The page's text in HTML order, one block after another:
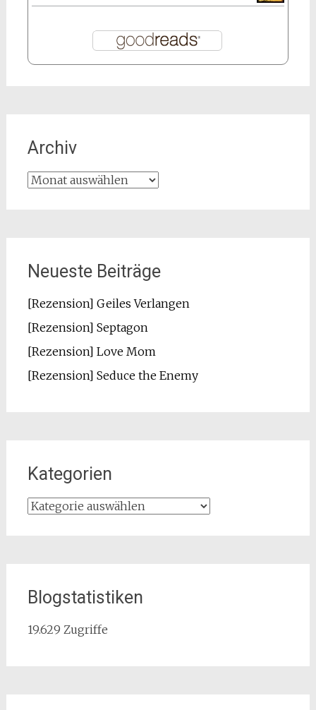
Archiv
Archiv
Neueste Beiträge
[Rezension] Geiles Verlangen
[Rezension] Septagon
[Rezension] Love Mom
[Rezension] Seduce the Enemy
Kategorien
Kategorien
Blogstatistiken
19.629 Zugriffe